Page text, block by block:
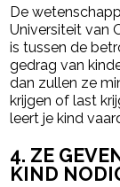
De
Universiteit van
is tussen de
gedrag van
dan zullen ze
krijgen of last
leert je kind
4. ZE
KIND